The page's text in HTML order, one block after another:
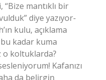
mantıklı bir
diye yazıyor-
kulu, açıklama
bu kadar kuma
koltuklarda?
Kafanızı
da belirgin